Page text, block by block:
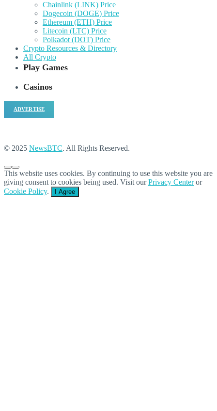
Chainlink (LINK) Price
Dogecoin (DOGE) Price
Ethereum (ETH) Price
Litecoin (LTC) Price
Polkadot (DOT) Price
Crypto Resources & Directory
All Crypto
Play Games
Casinos
ADVERTISE
© 2025 NewsBTC. All Rights Reserved.
This website uses cookies. By continuing to use this website you are
giving consent to cookies being used. Visit ourPrivacy Centeror
Cookie Policy. I Agree